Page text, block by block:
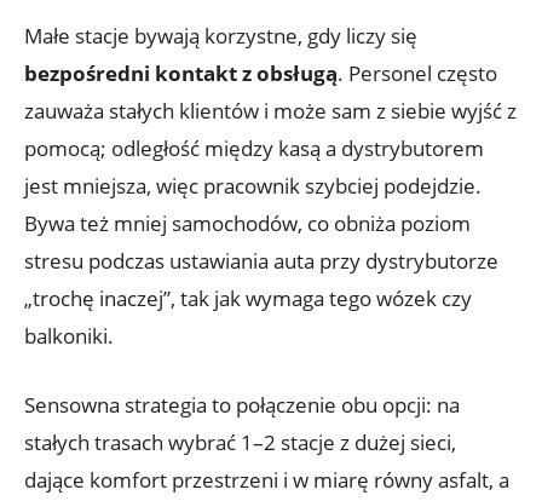
Małe stacje bywają korzystne, gdy liczy się
bezpośredni kontakt z obsługą. Personel często
zauważa stałych klientów i może sam z siebie wyjść z
pomocą; odległość między kasą a dystrybutorem
jest mniejsza, więc pracownik szybciej podejdzie.
Bywa też mniej samochodów, co obniża poziom
stresu podczas ustawiania auta przy dystrybutorze
„trochę inaczej”, tak jak wymaga tego wózek czy
balkoniki.
Sensowna strategia to połączenie obu opcji: na
stałych trasach wybrać 1–2 stacje z dużej sieci,
dające komfort przestrzeni i w miarę równy asfalt, a